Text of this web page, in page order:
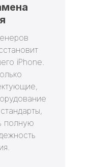
iPhone.
полную